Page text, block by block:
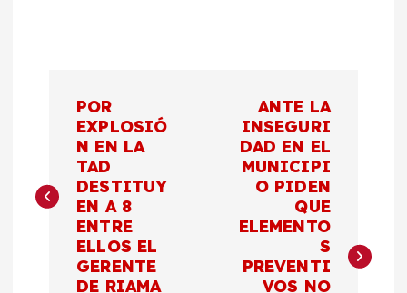
v
e
POR
EXPLOSIÓ
N EN LA
TAD
DESTITUY
EN A 8
ENTRE
ELLOS EL
GERENTE
DE RIAMA
ANTE LA
INSEGURI
DAD EN EL
MUNICIPI
O PIDEN
QUE
ELEMENTO
S
PREVENTI
VOS NO